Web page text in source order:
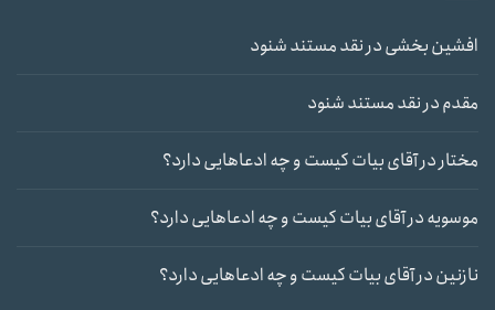
افشین بخشیدرنقد مستند شنود
مقدمدرنقد مستند شنود
مختاردرآقای بیات کیست و چه ادعاهایی دارد؟
موسویهدرآقای بیات کیست و چه ادعاهایی دارد؟
نازنیندرآقای بیات کیست و چه ادعاهایی دارد؟